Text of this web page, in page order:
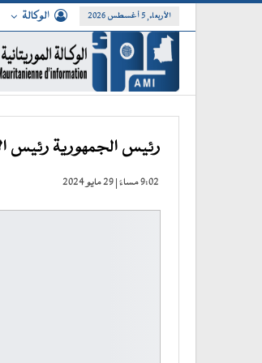
الأربعاء, 5 أغسطس 2026 الوكالة
رئيس الجمهورية رئيس
9:02 مساءً | 29 مايو 2024